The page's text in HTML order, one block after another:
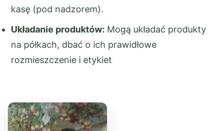
kasę (pod nadzorem).
Układanie produktów: Mogą układać produkty
na półkach, dbać o ich prawidłowe
rozmieszczenie i etykiet